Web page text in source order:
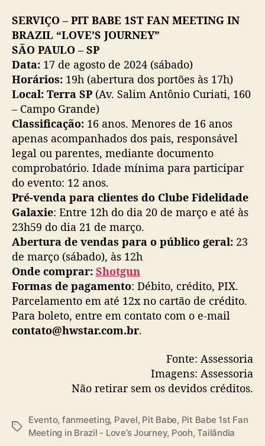
SERVIÇO – PIT BABE 1ST FAN MEETING IN
BRAZIL “LOVE’S JOURNEY”
SÃO PAULO – SP
Data: 17 de agosto de 2024 (sábado)
Horários: 19h (abertura dos portões às 17h)
Local: Terra SP (Av. Salim Antônio Curiati, 160
– Campo Grande)
Classificação: 16 anos. Menores de 16 anos
apenas acompanhados dos pais, responsável
legal ou parentes, mediante documento
comprobatório. Idade mínima para participar
do evento: 12 anos.
Pré-venda para clientes do Clube Fidelidade
Galaxie: Entre 12h do dia 20 de março e até às
23h59 do dia 21 de março.
Abertura de vendas para o público geral: 23
de março (sábado), às 12h
Onde comprar: Shotgun
Formas de pagamento: Débito, crédito, PIX.
Parcelamento em até 12x no cartão de crédito.
Para boleto, entre em contato com o e-mail
contato@hwstar.com.br.
Fonte: Assessoria
Imagens: Assessoria
Não retirar sem os devidos créditos.
T
Evento, fanmeeting, Pavel, Pit Babe, Pit Babe 1st Fan
Meeting in Brazil - Love’s Journey, Pooh,Tailândia